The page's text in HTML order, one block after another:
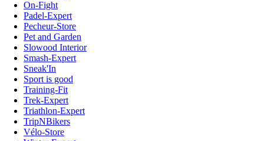
On-Fight
Padel-Expert
Pecheur-Store
Pet and Garden
Slowood Interior
Smash-Expert
Sneak'In
Sport is good
Training-Fit
Trek-Expert
Triathlon-Expert
TripNBikers
Vélo-Store